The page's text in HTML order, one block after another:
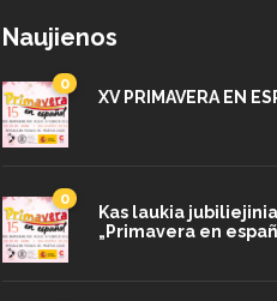
Naujienos
0
XV PRIMAVERA EN
0
Kas laukia
„Primavera en